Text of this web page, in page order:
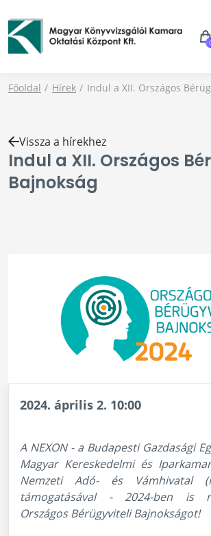
Főoldal Hírek Indul a XII. Országos
Indul a XII. Országos
Bajnokság
Vissza a hírekhez
2024. április 2. 10:00
A NEXON - a Budapesti Gazdasági
Magyar Kereskedelmi és
Nemzeti Adó- és Vámhivatal
támogatásával - 2024-ben is
Országos Bérügyviteli Bajnokságot!